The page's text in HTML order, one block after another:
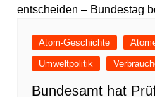
Atom-Geschichte
Umweltpolitik
Bundesamt hat